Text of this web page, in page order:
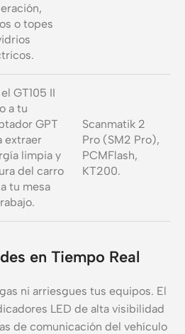
o topes
GT105 II
a tu
GPT
extraer
limpia y
del carro
tu mesa
Scanmatik 2
Pro (SM2 Pro),
PCMFlash,
KT200.
en Tiempo Real
ni arriesgues tus equipos. El
LED de alta visibilidad
de comunicación del vehículo